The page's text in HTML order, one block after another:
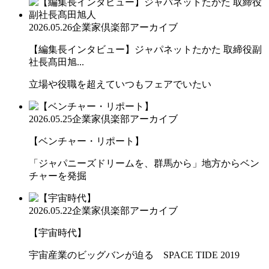
2026.05.26企業家倶楽部アーカイブ
【編集長インタビュー】ジャパネットたかた 取締役副
社長髙田旭...
立場や役職を超えていつもフェアでいたい
2026.05.25企業家倶楽部アーカイブ
【ベンチャー・リポート】
「ジャパニーズドリームを、群馬から」地方からベン
チャーを発掘
2026.05.22企業家倶楽部アーカイブ
【宇宙時代】
宇宙産業のビッグバンが迫る SPACE TIDE 2019